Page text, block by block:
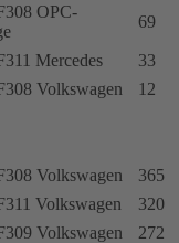
OPC-
69
Mercedes
33
Volkswagen 12
Volkswagen
365
Volkswagen
320
Volkswagen
272